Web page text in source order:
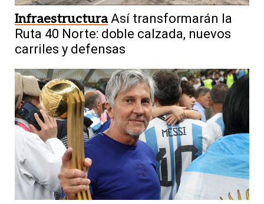
Infraestructura Así transformarán la
Ruta 40 Norte: doble calzada, nuevos
carriles y defensas